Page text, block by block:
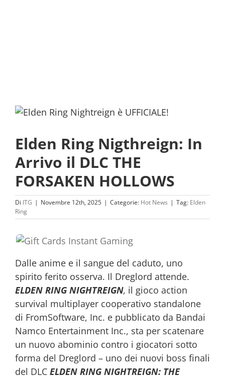
Elden Ring Nigthreign: In
Arrivo il DLC THE
FORSAKEN HOLLOWS
Di ITG | Novembre 12th, 2025 | Categorie: Hot News | Tag: Elden
Ring
Dalle anime e il sangue del caduto, uno
spirito ferito osserva. Il Dreglord attende.
ELDEN RING NIGHTREIGN, il gioco action
survival multiplayer cooperativo standalone
di FromSoftware, Inc. e pubblicato da Bandai
Namco Entertainment Inc., sta per scatenare
un nuovo abominio contro i giocatori sotto
forma del Dreglord – uno dei nuovi boss finali
del DLC ELDEN RING NIGHTREIGN: THE